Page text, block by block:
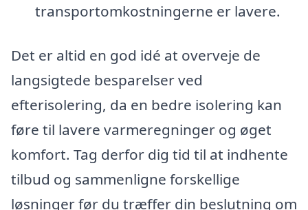
transportomkostningerne er lavere.
Det er altid en god idé at overveje de
langsigtede besparelser ved
efterisolering, da en bedre isolering kan
føre til lavere varmeregninger og øget
komfort. Tag derfor dig tid til at indhente
tilbud og sammenligne forskellige
løsninger før du træffer din beslutning om